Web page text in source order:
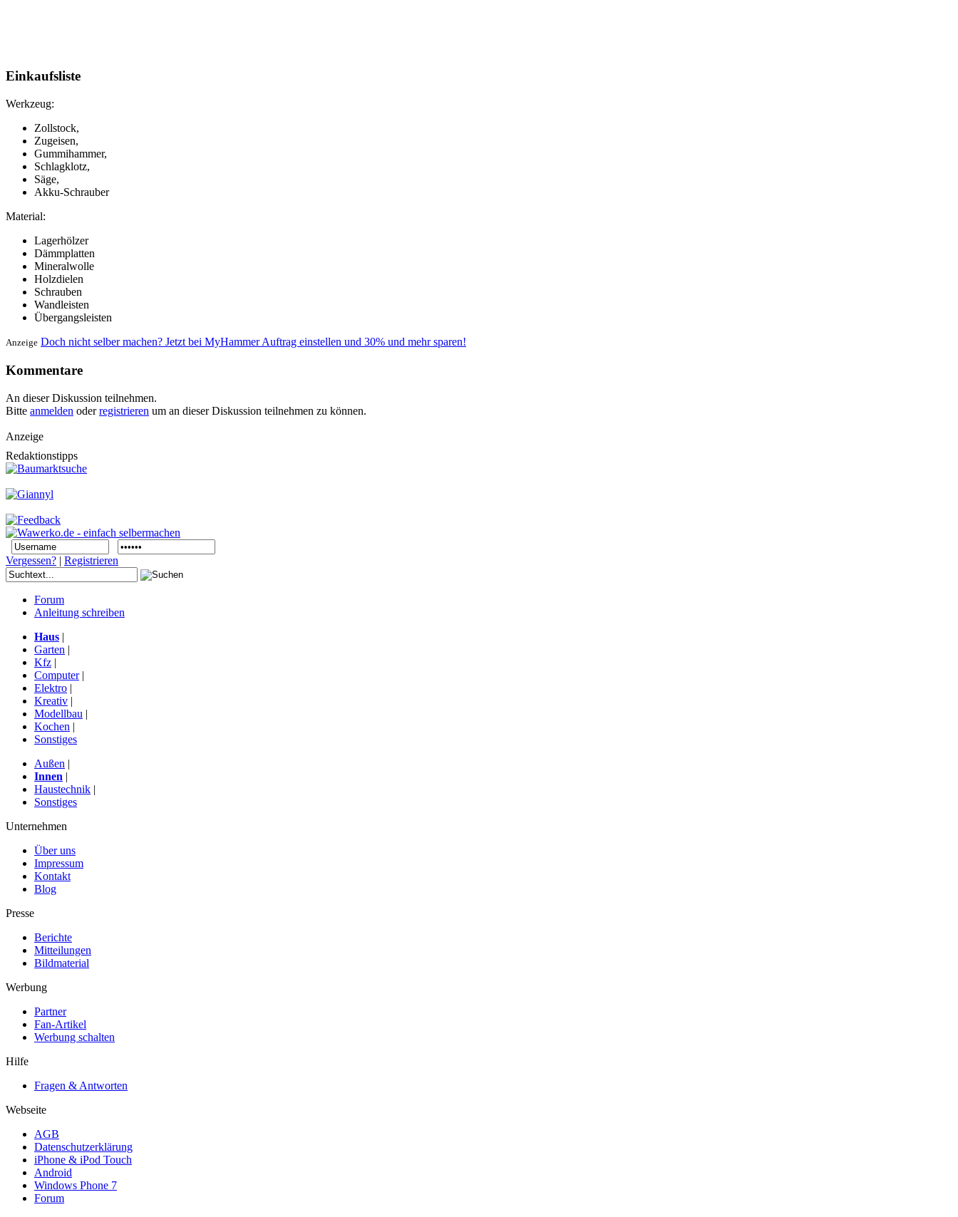
Einkaufsliste
Werkzeug:
Zollstock,
Zugeisen,
Gummihammer,
Schlagklotz,
Säge,
Akku-Schrauber
Material:
Lagerhölzer
Dämmplatten
Mineralwolle
Holzdielen
Schrauben
Wandleisten
Übergangsleisten
Anzeige Doch nicht selber machen? Jetzt bei MyHammer Auftrag einstellen und 30% und mehr sparen!
Kommentare
An dieser Diskussion teilnehmen.
Bitte anmelden oderregistrieren um an dieser Diskussion teilnehmen zu können.
Anzeige
Redaktionstipps
Vergessen? | Registrieren
Forum
Anleitung schreiben
Haus |
Garten |
Kfz |
Computer|
Elektro |
Kreativ |
Modellbau |
Kochen |
Sonstiges
Außen |
Innen |
Haustechnik |
Sonstiges
Unternehmen
Über uns
Impressum
Kontakt
Blog
Presse
Berichte
Mitteilungen
Bildmaterial
Werbung
Partner
Fan-Artikel
Werbung schalten
Hilfe
Fragen & Antworten
Webseite
AGB
Datenschutzerklärung
iPhone & iPod Touch
Android
Windows Phone 7
Forum